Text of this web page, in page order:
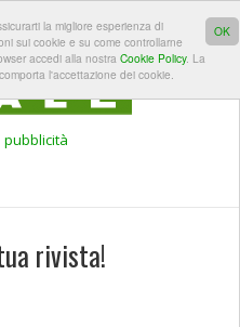
OK
la migliore esperienza di
sui cookie e su come controllarne
accedi alla nostra Cookie Policy. La
l'accettazione dei cookie.
GARDEN
PORTALE
LOGIN
pubblicità
rivista!